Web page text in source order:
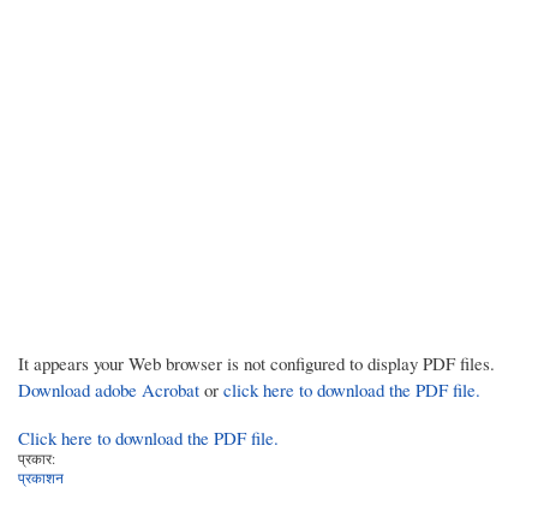
It appears your Web browser is not configured to display PDF files.
Download adobe Acrobat or click here to download the PDF file.
Click here to download the PDF file.
प्रकार:
प्रकाशन